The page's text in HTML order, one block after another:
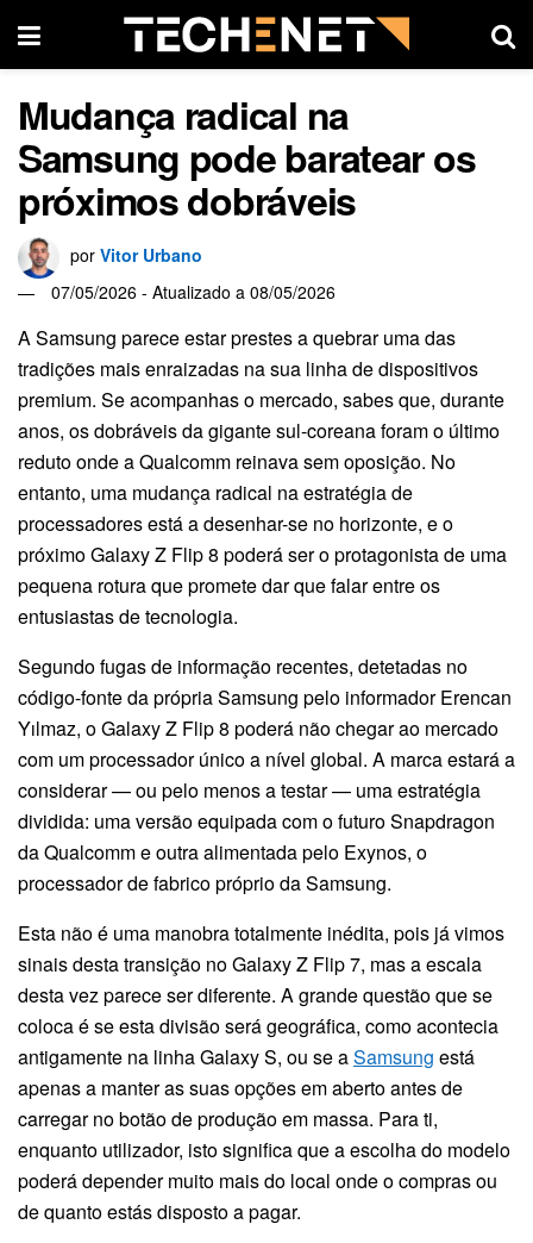
Mudança radical na
Samsung pode baratear os
próximos dobráveis
por Vitor Urbano
07/05/2026 - Atualizado a 08/05/2026
A Samsung parece estar prestes a quebrar uma das
tradições mais enraizadas na sua linha de dispositivos
premium. Se acompanhas o mercado, sabes que, durante
anos, os dobráveis da gigante sul-coreana foram o último
reduto onde a Qualcomm reinava sem oposição. No
entanto, uma mudança radical na estratégia de
processadores está a desenhar-se no horizonte, e o
próximo Galaxy Z Flip 8 poderá ser o protagonista de uma
pequena rotura que promete dar que falar entre os
entusiastas de tecnologia.
Segundo fugas de informação recentes, detetadas no
código-fonte da própria Samsung pelo informador Erencan
Yılmaz, o Galaxy Z Flip 8 poderá não chegar ao mercado
com um processador único a nível global. A marca estará a
considerar — ou pelo menos a testar — uma estratégia
dividida: uma versão equipada com o futuro Snapdragon
da Qualcomm e outra alimentada pelo Exynos, o
processador de fabrico próprio da Samsung.
Esta não é uma manobra totalmente inédita, pois já vimos
sinais desta transição no Galaxy Z Flip 7, mas a escala
desta vez parece ser diferente. A grande questão que se
coloca é se esta divisão será geográfica, como acontecia
antigamente na linha Galaxy S, ou se aSamsung está
apenas a manter as suas opções em aberto antes de
carregar no botão de produção em massa. Para ti,
enquanto utilizador, isto significa que a escolha do modelo
poderá depender muito mais do local onde o compras ou
de quanto estás disposto a pagar.